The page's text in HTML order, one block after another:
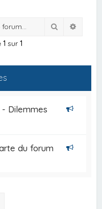
Rechercher
1 sur 1
- Dilemmes
du forum